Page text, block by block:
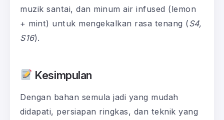
muzik santai, dan minum air infused (lemon
+ mint) untuk mengekalkan rasa tenang (S4,
S16).
Kesimpulan
Dengan bahan semula jadi yang mudah
didapati, persiapan ringkas, dan teknik yang